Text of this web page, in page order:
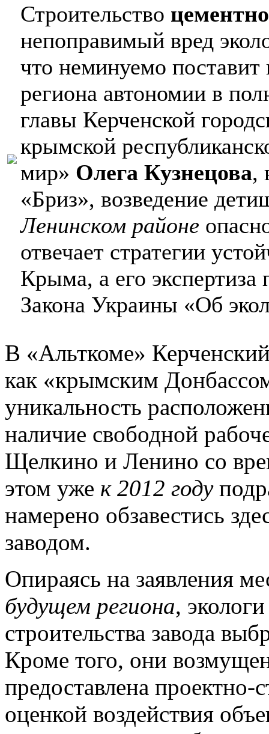
Строительство
непоправимый вред
что неминуемо поставит
региона автономии в
главы Керченской
крымской
мир» Олега Кузнецова,
«Бриз», возведение
Ленинском районе
отвечает стратегии
Крыма, а его экспертиза
Закона Украины «Об
В «Альткоме»
как «крымским
уникальность
наличие свободной
Щелкино и Ленино со
этом уже к 2012 году
намерено обзавестись
заводом.
Опираясь на заявления
будущем региона,
строительства завода
Кроме того, они
предоставлена проектно-
оценкой воздействия